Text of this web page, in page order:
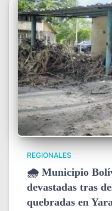
REGIONALES
🌧️ Municipio
devastadas tras
quebradas en